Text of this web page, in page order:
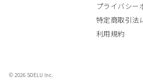
プライバシー
特定商取引法
利用規約
© 2026 SOELU Inc.